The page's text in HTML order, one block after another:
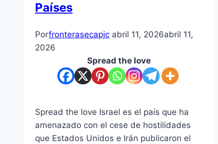
Países
Porfronterasecapjc abril 11, 2026abril 11,
2026
Spread the love
Spread the love Israel es el país que ha
amenazado con el cese de hostilidades
que Estados Unidos e Irán publicaron el